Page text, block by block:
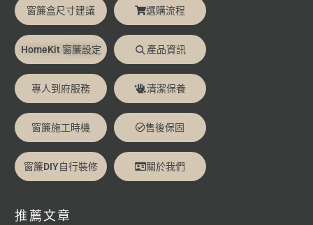
窗簾盒尺寸建議 選購流程
HomeKit 窗簾設定 產品資訊
專人到府服務 清潔保養
窗簾施工時機 售後保固
窗簾DIY自行裝修 關於我們
推薦文章